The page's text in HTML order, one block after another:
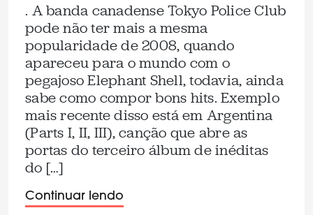
. A banda canadense Tokyo Police Club
pode não ter mais a mesma
popularidade de 2008, quando
apareceu para o mundo com o
pegajoso Elephant Shell, todavia, ainda
sabe como compor bons hits. Exemplo
mais recente disso está em Argentina
(Parts I, II, III), canção que abre as
portas do terceiro álbum de inéditas
do […]
Continuar lendo